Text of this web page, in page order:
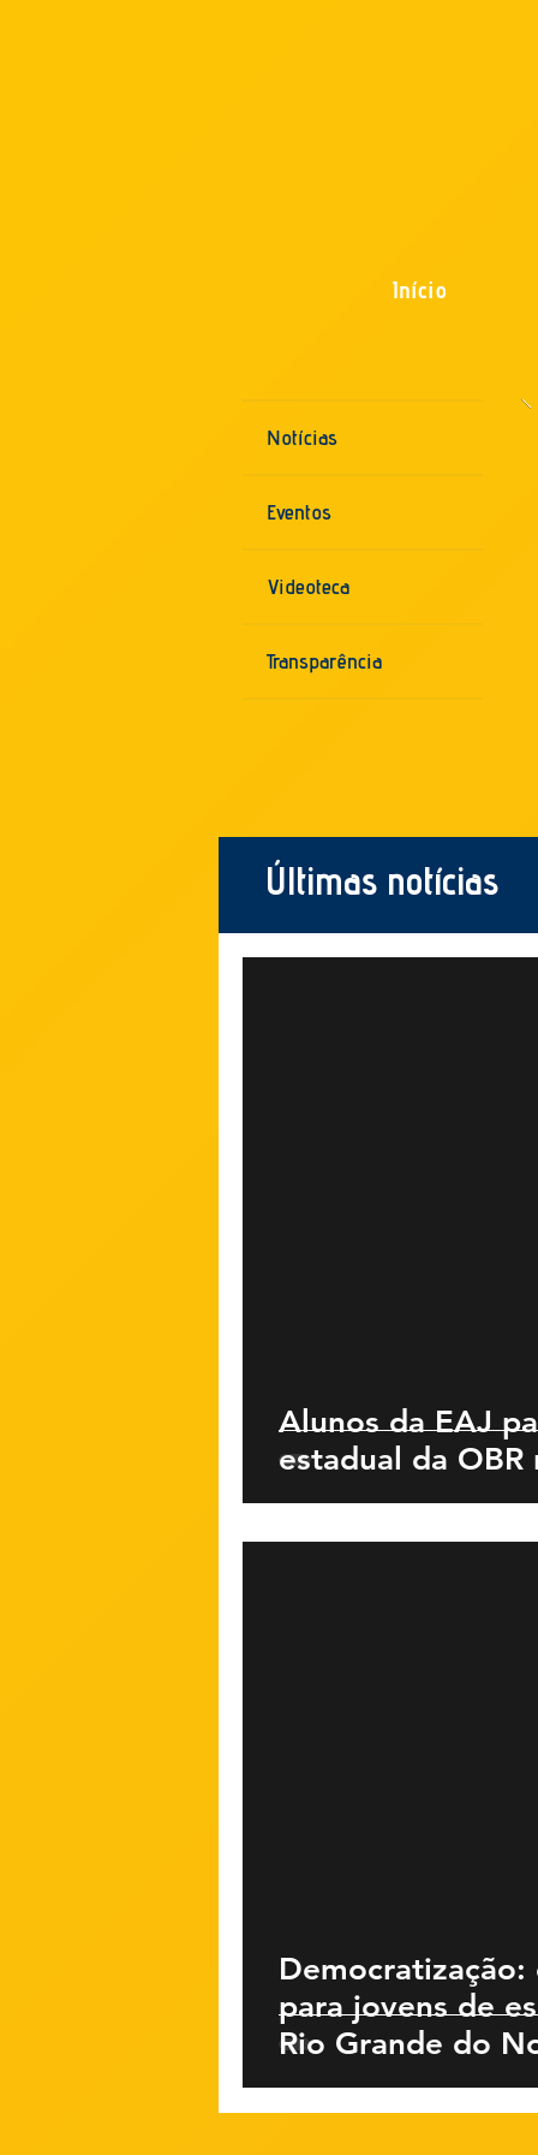
Início
Notícias
Eventos
Videoteca
Transparência
Alunos da EAJ
estadual da
para jovens de
Rio Grande do
Últimas notícias